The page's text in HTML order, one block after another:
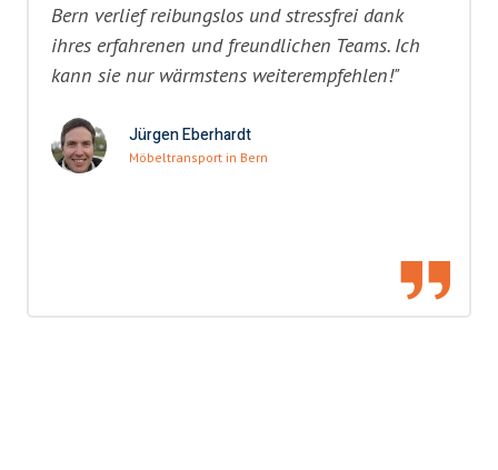
Bern verlief reibungslos und stressfrei dank
ihres erfahrenen und freundlichen Teams. Ich
kann sie nur wärmstens weiterempfehlen!"
Jürgen Eberhardt
Möbeltransport in Bern